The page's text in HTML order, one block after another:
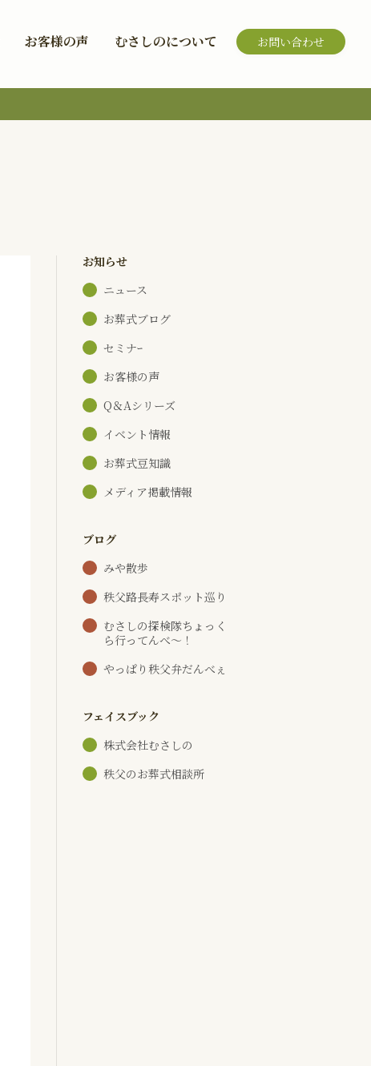
お客様の声 むさしのについて お問い合わせ
お知らせ
ニュース
お葬式ブログ
セミナｰ
お客様の声
Q＆Aシリーズ
イベント情報
お葬式豆知識
メディア掲載情報
ブログ
みや散歩
秩父路長寿スポット巡り
むさしの探検隊ちょっく
ら行ってんべ～！
やっぱり秩父弁だんべぇ
フェイスブック
株式会社むさしの
秩父のお葬式相談所